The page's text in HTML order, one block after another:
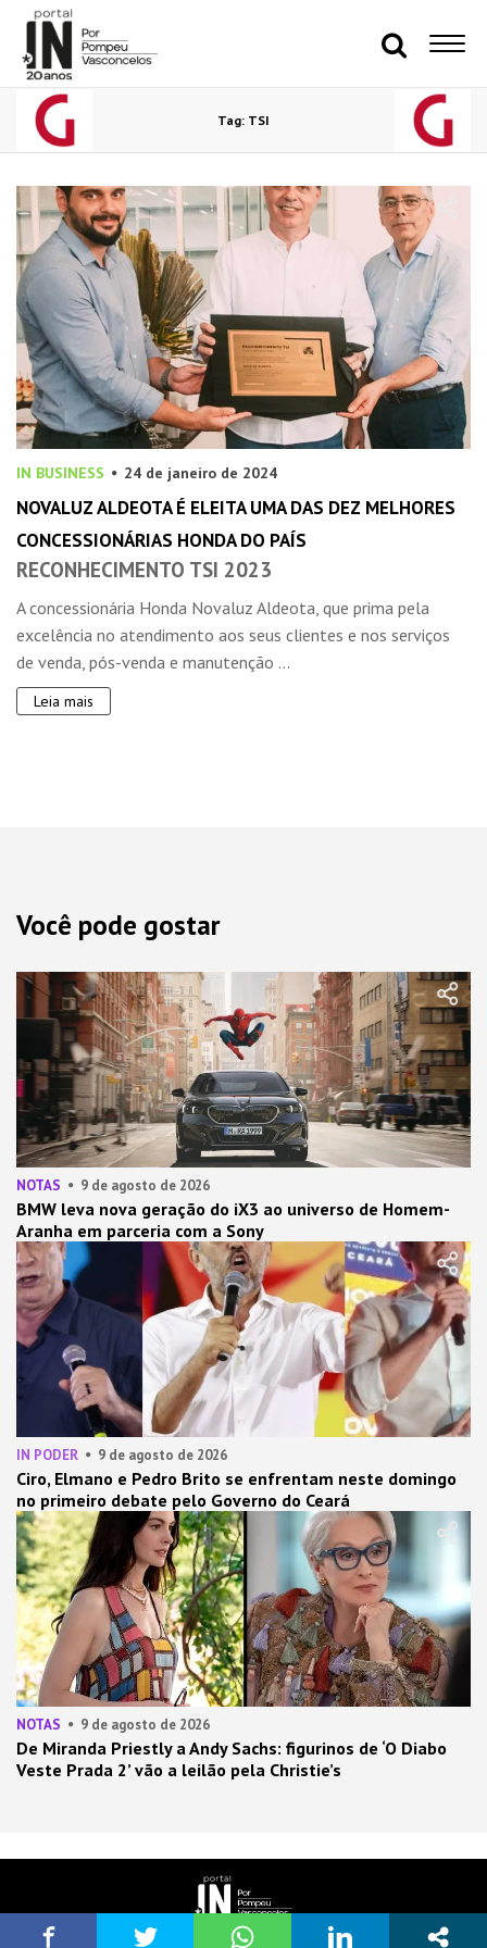
Tag: TSI
IN BUSINESS 24 de janeiro de 2024
NOVALUZ ALDEOTA É ELEITA UMA DAS DEZ MELHORES
CONCESSIONÁRIAS HONDA DO PAÍS
RECONHECIMENTO TSI 2023
A concessionária Honda Novaluz Aldeota, que prima pela
excelência no atendimento aos seus clientes e nos serviços
de venda, pós-venda e manutenção ...
Leia mais
Você pode gostar
NOTAS 9 de agosto de 2026
BMW leva nova geração do iX3 ao universo de Homem-
Aranha em parceria com a Sony
IN PODER 9 de agosto de 2026
Ciro, Elmano e Pedro Brito se enfrentam neste domingo
no primeiro debate pelo Governo do Ceará
NOTAS 9 de agosto de 2026
De Miranda Priestly a Andy Sachs: figurinos de ‘O Diabo
Veste Prada 2’ vão a leilão pela Christie’s